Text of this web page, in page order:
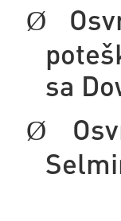
Ø
sa
Ø